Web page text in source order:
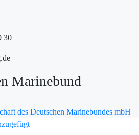
30
Marinebund
des Deutschen Marinebundes mbH